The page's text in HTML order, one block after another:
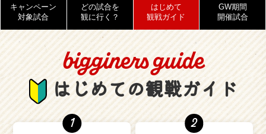
キャンペーン
対象試合
どの試合を
観に行く？
はじめて
観戦ガイド
GW期間
開催試合
bigginers guide
はじめての観戦ガイド
1 2